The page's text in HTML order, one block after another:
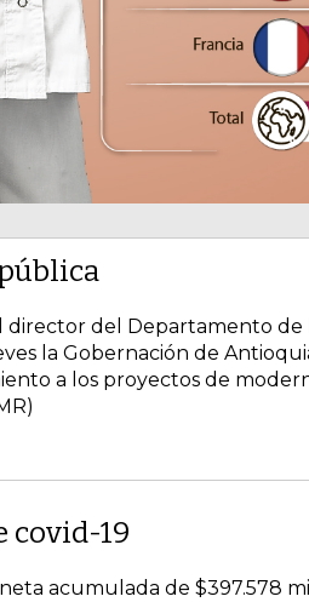
del Departamento de
la Gobernación de
a los proyectos de
covid-19
acumulada de $397.578